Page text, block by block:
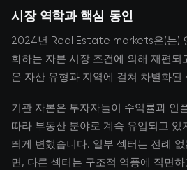
시장 역학과 핵심 동인
2024년 Real Estate markets은(는)
화하는 자본 시장 조건에 의해 재편되
은 자산 유형과 지역에 걸쳐 차별화된
기관 자본은 투자자들이 수익률과 인
따라 부동산 분야로 계속 유입되고 있
띄게 변했습니다. 일부 섹터는 전례
면, 다른 섹터는 구조적 역풍에 직면